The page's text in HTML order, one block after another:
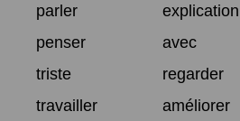
parler
explication
penser
avec
triste
regarder
travailler
améliorer